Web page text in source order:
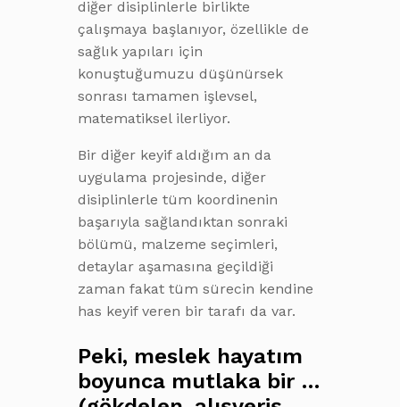
diğer disiplinlerle birlikte
çalışmaya başlanıyor, özellikle de
sağlık yapıları için
konuştuğumuzu düşünürsek
sonrası tamamen işlevsel,
matematiksel ilerliyor.
Bir diğer keyif aldığım an da
uygulama projesinde, diğer
disiplinlerle tüm koordinenin
başarıyla sağlandıktan sonraki
bölümü, malzeme seçimleri,
detaylar aşamasına geçildiği
zaman fakat tüm sürecin kendine
has keyif veren bir tarafı da var.
Peki, meslek hayatım
boyunca mutlaka bir …